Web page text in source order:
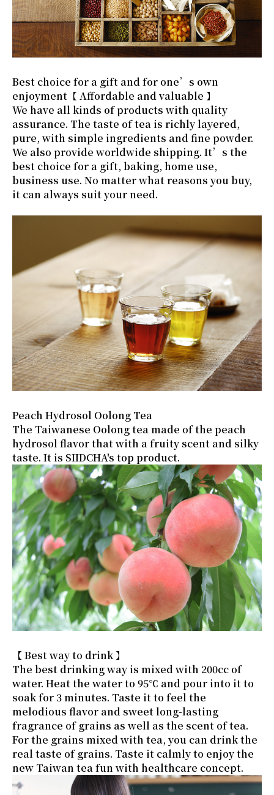
Best choice for a gift and for one’s own
enjoyment【 Affordable and valuable 】
We have all kinds of products with quality
assurance. The taste of tea is richly layered,
pure, with simple ingredients and fine powder.
We also provide worldwide shipping. It’s the
best choice for a gift, baking, home use,
business use. No matter what reasons you buy,
it can always suit your need.
Peach Hydrosol Oolong Tea
The Taiwanese Oolong tea made of the peach
hydrosol flavor that with a fruity scent and silky
taste. It is SIIDCHA's top product.
【 Best way to drink 】
The best drinking way is mixed with 200cc of
water. Heat the water to 95℃ and pour into it to
soak for 3 minutes. Taste it to feel the
melodious flavor and sweet long-lasting
fragrance of grains as well as the scent of tea.
For the grains mixed with tea, you can drink the
real taste of grains. Taste it calmly to enjoy the
new Taiwan tea fun with healthcare concept.